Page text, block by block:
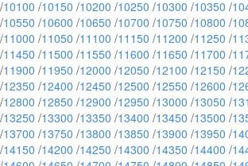
/10100 /10150 /10200 /10250 /10300 /10350 /
/10550 /10600 /10650 /10700 /10750 /10800 /
/11000 /11050 /11100 /11150 /11200 /11250 /
/11450 /11500 /11550 /11600 /11650 /11700 /
/11900 /11950 /12000 /12050 /12100 /12150 /
/12350 /12400 /12450 /12500 /12550 /12600 /
/12800 /12850 /12900 /12950 /13000 /13050 /
/13250 /13300 /13350 /13400 /13450 /13500 /
/13700 /13750 /13800 /13850 /13900 /13950 /
/14150 /14200 /14250 /14300 /14350 /14400 /